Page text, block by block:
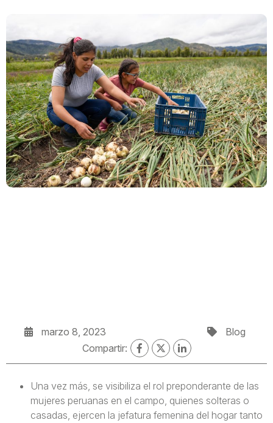
marzo 8, 2023
Blog
Compartir:
Una vez más, se visibiliza el rol preponderante de las
mujeres peruanas en el campo, quienes solteras o
casadas, ejercen la jefatura femenina del hogar tanto